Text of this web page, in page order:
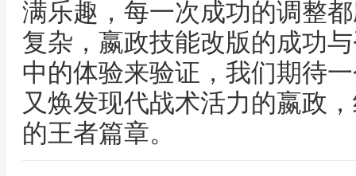
满乐趣，每一次成功的调整
复杂，嬴政技能改版的成功
中的体验来验证，我们期待
又焕发现代战术活力的嬴政
的王者篇章。